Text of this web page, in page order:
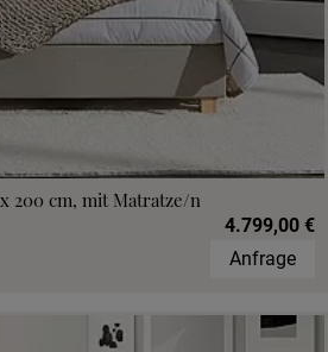
200 cm, mit Matratze/n
4.799,00 €
Anfrage